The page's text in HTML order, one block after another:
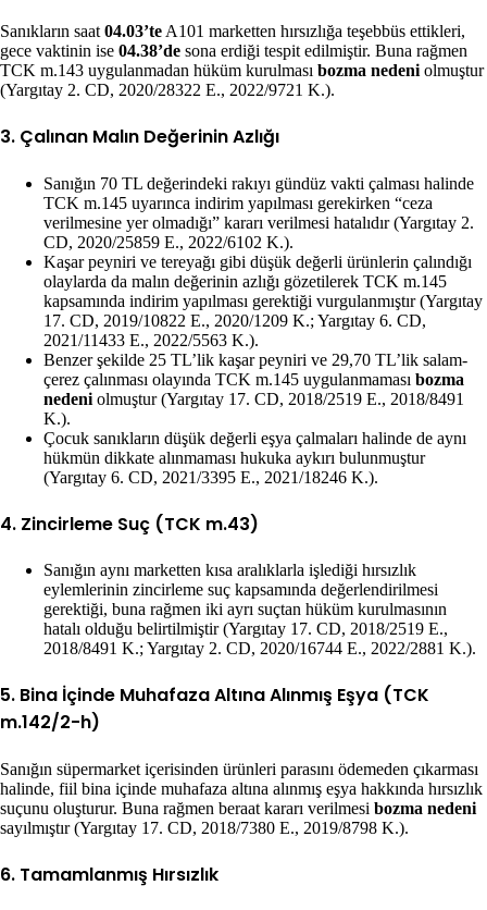
Sanıkların saat 04.03’te A101 marketten hırsızlığa teşebbüs ettikleri,
gece vaktinin ise 04.38’de sona erdiği tespit edilmiştir. Buna rağmen
TCK m.143 uygulanmadan hüküm kurulması bozma nedeni olmuştur
(Yargıtay 2. CD, 2020/28322 E., 2022/9721 K.).
3. Çalınan Malın Değerinin Azlığı
Sanığın 70 TL değerindeki rakıyı gündüz vakti çalması halinde
TCK m.145 uyarınca indirim yapılması gerekirken “ceza
verilmesine yer olmadığı” kararı verilmesi hatalıdır (Yargıtay 2.
CD, 2020/25859 E., 2022/6102 K.).
Kaşar peyniri ve tereyağı gibi düşük değerli ürünlerin çalındığı
olaylarda da malın değerinin azlığı gözetilerek TCK m.145
kapsamında indirim yapılması gerektiği vurgulanmıştır (Yargıtay
17. CD, 2019/10822 E., 2020/1209 K.; Yargıtay 6. CD,
2021/11433 E., 2022/5563 K.).
Benzer şekilde 25 TL’lik kaşar peyniri ve 29,70 TL’lik salam-
çerez çalınması olayında TCK m.145 uygulanmaması bozma
nedeni olmuştur (Yargıtay 17. CD, 2018/2519 E., 2018/8491
K.).
Çocuk sanıkların düşük değerli eşya çalmaları halinde de aynı
hükmün dikkate alınmaması hukuka aykırı bulunmuştur
(Yargıtay 6. CD, 2021/3395 E., 2021/18246 K.).
4. Zincirleme Suç (TCK m.43)
Sanığın aynı marketten kısa aralıklarla işlediği hırsızlık
eylemlerinin zincirleme suç kapsamında değerlendirilmesi
gerektiği, buna rağmen iki ayrı suçtan hüküm kurulmasının
hatalı olduğu belirtilmiştir (Yargıtay 17. CD, 2018/2519 E.,
2018/8491 K.; Yargıtay 2. CD, 2020/16744 E., 2022/2881 K.).
5. Bina İçinde Muhafaza Altına Alınmış Eşya (TCK
m.142/2-h)
Sanığın süpermarket içerisinden ürünleri parasını ödemeden çıkarması
halinde, fiil bina içinde muhafaza altına alınmış eşya hakkında hırsızlık
suçunu oluşturur. Buna rağmen beraat kararı verilmesi bozma nedeni
sayılmıştır (Yargıtay 17. CD, 2018/7380 E., 2019/8798 K.).
6. Tamamlanmış Hırsızlık